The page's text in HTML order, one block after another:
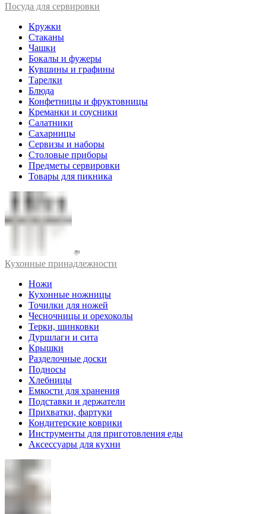
Посуда для сервировки
Кружки
Стаканы
Чашки
Бокалы и фужеры
Кувшины и графины
Тарелки
Блюда
Конфетницы и фруктовницы
Креманки и соусники
Салатники
Сахарницы
Сервизы и наборы
Столовые приборы
Предметы сервировки
Товары для пикника
Кухонные принадлежности
Ножи
Кухонные ножницы
Точилки для ножей
Чесночницы и орехоколы
Терки, шинковки
Дуршлаги и сита
Крышки
Разделочные доски
Подносы
Хлебницы
Емкости для хранения
Подставки и держатели
Прихватки, фартуки
Кондитерские коврики
Инструменты для приготовления еды
Аксессуары для кухни